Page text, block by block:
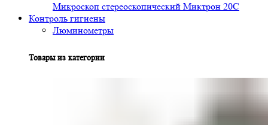
Микроскоп стереоскопический Миктрон 20С
Контроль гигиены
Люминометры
Товары из категории